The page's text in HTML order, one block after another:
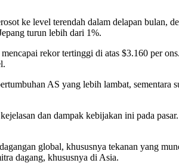
ke level terendah dalam delapan bulan,
turun lebih dari 1%.
rekor tertinggi di atas $3.160 per
AS yang lebih lambat, sementara
dan dampak kebijakan ini pada
global, khususnya tekanan yang
dagang, khususnya di Asia.